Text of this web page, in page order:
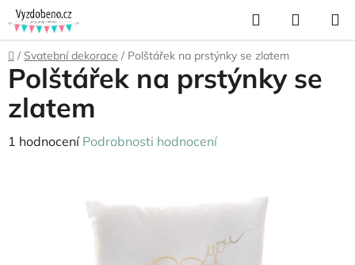
Přejít
na
obsah
Hledat
KOŠÍK
Domů
/ Svatební dekorace / Polštářek na prstýnky se zlatem
Polštářek na prstýnky se
zlatem
Průměrné
1 hodnocení Podrobnosti hodnocení